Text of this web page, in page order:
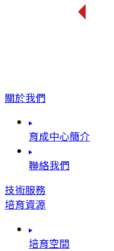
關於我們
育成中心簡介
聯絡我們
技術服務
培育資源
培育空間